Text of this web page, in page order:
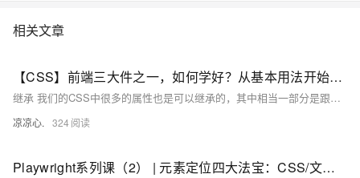
相关文章
【CSS】前端三大件之一，如何学好？从基本用法开始吧！（三）：元素继承关系、层叠样式规则、字体属性、文本属性；针对字体和文本作样式修改
继承 我们的CSS中很多的属性也是可以继承的，其中相当一部分是跟文字的相关的，比如说颜色、字体、字号。 当然还有一部分是不能继承的。 例如边框、内外边距。 层叠 层叠是CSS的核心机制。 层叠的工作机制： 当元素的同一个样式属性有多种样式值的时候，CSS就是靠层叠机制来决定最终应用哪种样式。 层叠规则： 层叠规则一：找到应用给每个元素和属性的声明。 说明：浏览器在加载每个页面时，都会据此查找到每条CSS规则， 并标识出所有受到影响的HTML元素。
凉凉心. 324
Playwright系列课（2） | 元素定位四大法宝：CSS/文本/XPath/语义化定位实战指南